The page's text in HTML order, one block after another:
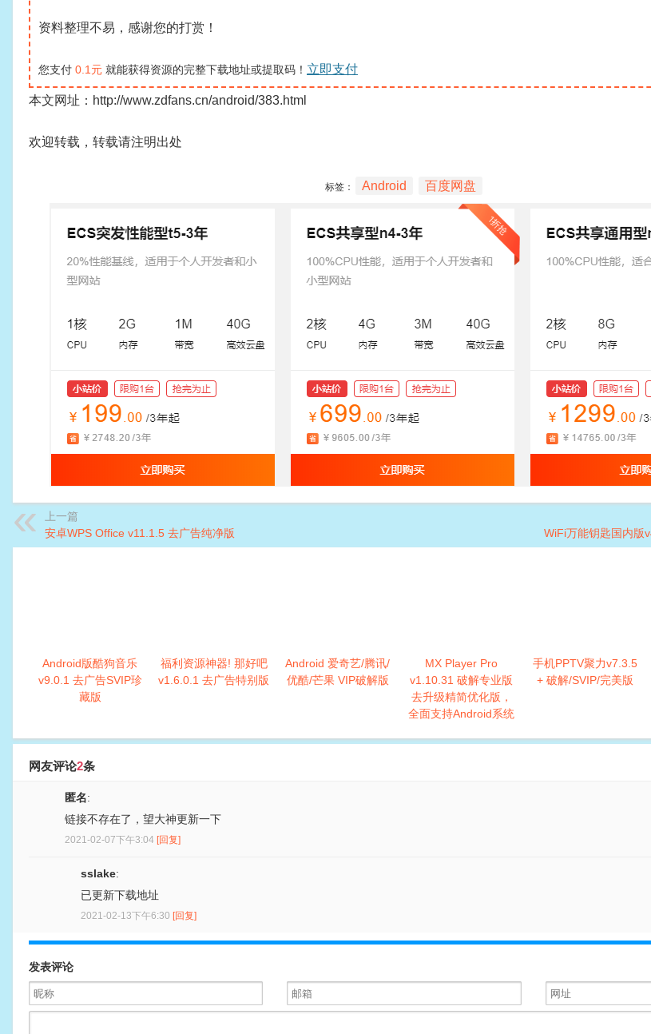
资料整理不易，感谢您的打赏！
您支付 0.1元 就能获得资源的完整下载地址或提取码！ 立即支付
本文网址：http://www.zdfans.cn/android/383.html
欢迎转载，转载请注明出处
标签： Android 百度网盘
上一篇
安卓WPS Office v11.1.5 去广告纯净版
WiFi万能钥匙国内版
Android版酷狗音乐
v9.0.1 去广告SVIP珍
藏版
福利资源神器! 那好吧
v1.6.0.1 去广告特别版
Android 爱奇艺/腾讯/
优酷/芒果 VIP破解版
MX Player Pro
v1.10.31 破解专业版
去升级精简优化版，
全面支持Android系统
手机PPTV聚力v7.3.5
+ 破解/SVIP/完美版
网友评论2条
匿名:
链接不存在了，望大神更新一下
2021-02-07下午3:04 [回复]
sslake:
已更新下载地址
2021-02-13下午6:30 [回复]
发表评论